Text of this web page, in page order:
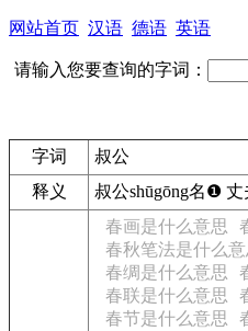
网站首页 汉语 德语 英语
请输入您要查询的字词：
字词
叔公
释义
叔公shūgōng名❶ 丈
春画是什么意思
春秋笔法是什么意
春绸是什么意思
春联是什么意思
春节是什么意思